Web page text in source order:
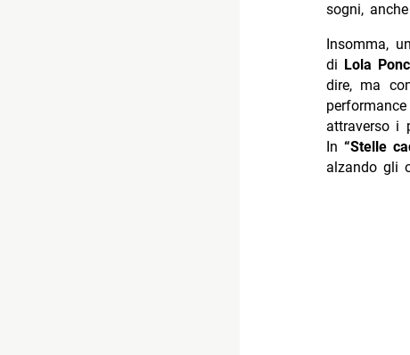
sogni,
Insomma,
di Lola
dire, ma
attraverso i
In “Stelle
alzando gli